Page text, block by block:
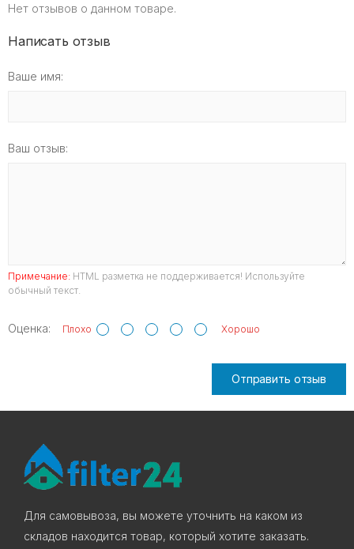
Нет отзывов о данном товаре.
Написать отзыв
Ваше имя:
Ваш отзыв:
Примечание: HTML разметка не поддерживается! Используйте
обычный текст.
Оценка: Плохо Хорошо
Отправить отзыв
Для самовывоза, вы можете уточнить на каком из
складов находится товар, который хотите заказать.